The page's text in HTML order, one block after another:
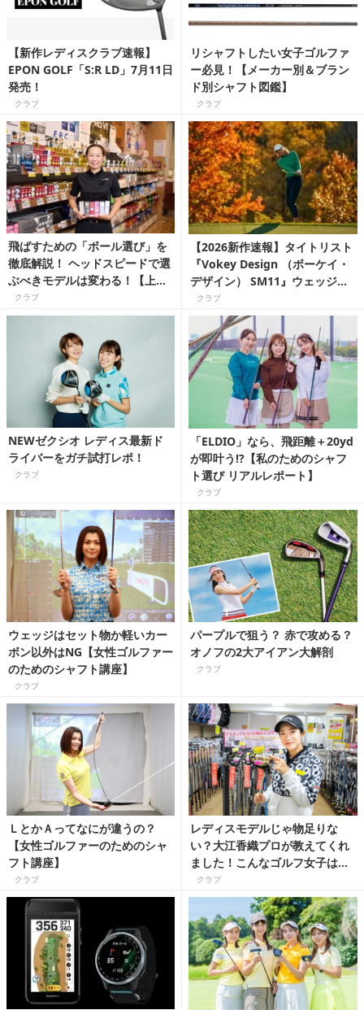
【新作レディスクラブ速報】
EPON GOLF「S:R LD」7月11日
発売！
クラブ
リシャフトしたい女子ゴルファ
ー必見！【メーカー別＆ブラン
ド別シャフト図鑑】
クラブ
飛ばすための「ボール選び」を
徹底解説！ ヘッドスピードで選
ぶべきモデルは変わる！【上達
ギア】
クラブ
【2026新作速報】タイトリスト
『Vokey Design （ボーケイ・
デザイン） SM11』ウェッジ
に、女性でも使える待望の軽量
モデルが登場！
クラブ
NEWゼクシオ レディス最新ド
ライバーをガチ試打レポ！
クラブ
「ELDIO」なら、飛距離＋20yd
が即叶う!?【私のためのシャフ
ト選び リアルレポート】
クラブ
ウェッジはセット物か軽いカー
ボン以外はNG【女性ゴルファー
のためのシャフト講座】
クラブ
パープルで狙う？ 赤で攻める？
オノフの2大アイアン大解剖
クラブ
ＬとかＡってなにが違うの？
【女性ゴルファーのためのシャ
フト講座】
クラブ
レディスモデルじゃ物足りな
い？大江香織プロが教えてくれ
ました！こんなゴルフ女子は、
メンズモデルを試してみよう！
クラブ